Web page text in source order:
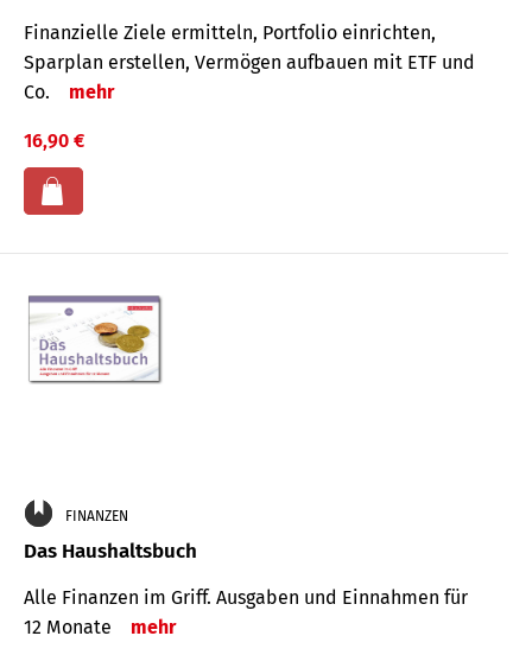
Finanzielle Ziele ermitteln, Portfolio einrichten,
Sparplan erstellen, Vermögen aufbauen mit ETF und
Co.
mehr
16,90 €
FINANZEN
Das Haushaltsbuch
Alle Finanzen im Griff. Aus­gaben und Ein­nahmen für
12 Monate
mehr